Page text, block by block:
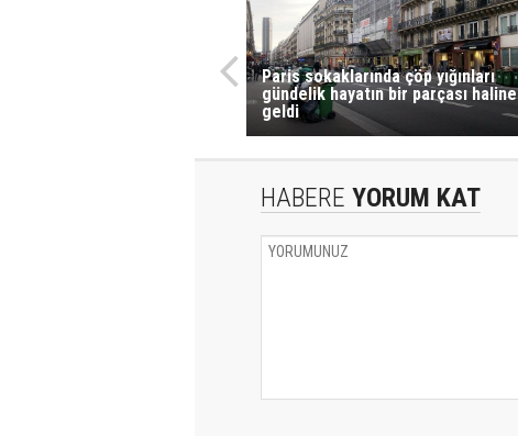
Paris sokaklarında çöp yığınları
gündelik hayatın bir parçası haline
geldi
HABERE YORUM KAT